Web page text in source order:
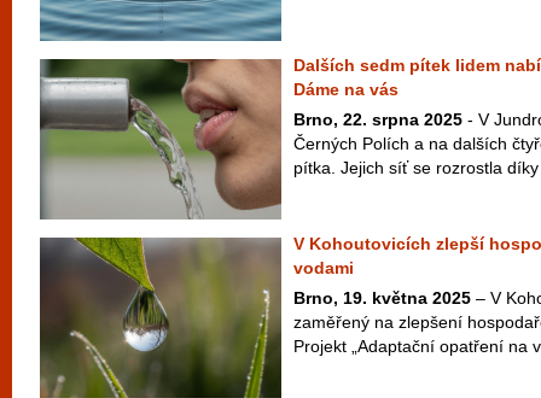
Dalších sedm pítek lidem
Dáme na vás
Brno, 22. srpna 2025 - V
Černých Polích a na dalších
pítka. Jejich síť se rozrostla
V Kohoutovicích zlepší
vodami
Brno, 19. května 2025 – V
zaměřený na zlepšení
Projekt „Adaptační opatření na